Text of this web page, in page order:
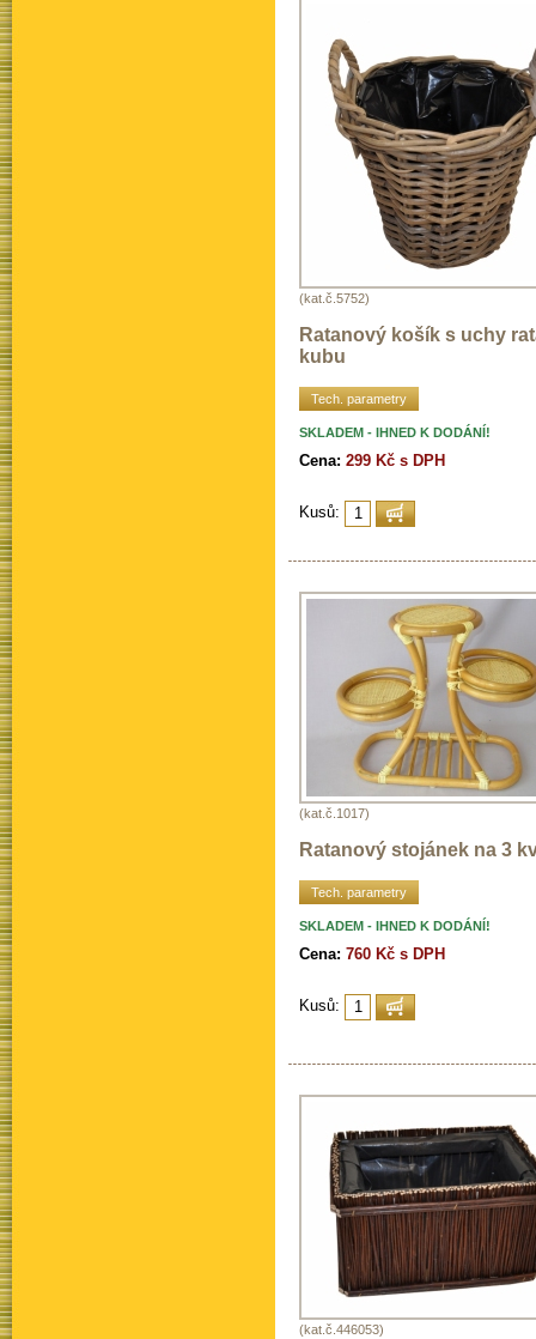
(kat.č.5752)
Ratanový košík s uchy
kubu
Tech. parametry
SKLADEM - IHNED K DODÁNÍ!
Cena: 299 Kč s DPH
Kusů:
(kat.č.1017)
Ratanový stojánek na 3
Tech. parametry
SKLADEM - IHNED K DODÁNÍ!
Cena: 760 Kč s DPH
Kusů:
(kat.č.446053)